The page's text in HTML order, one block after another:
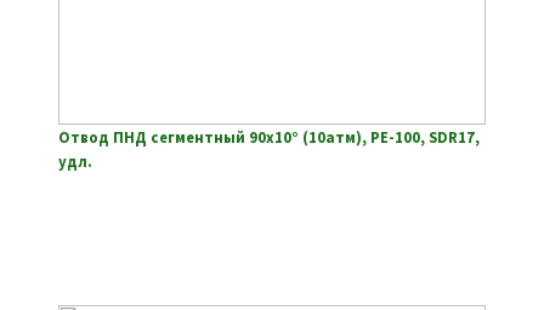
Отвод ПНД сегментный 90х10° (10атм), РЕ-100, SDR17,
удл.